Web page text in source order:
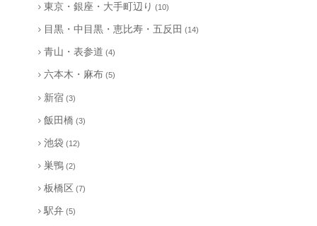
東京・銀座・大手町辺り (10)
目黒・中目黒・恵比寿・五反田 (14)
青山・表参道 (4)
六本木・麻布 (5)
新宿 (3)
飯田橋 (3)
池袋 (12)
巣鴨 (2)
板橋区 (7)
駅弁 (5)